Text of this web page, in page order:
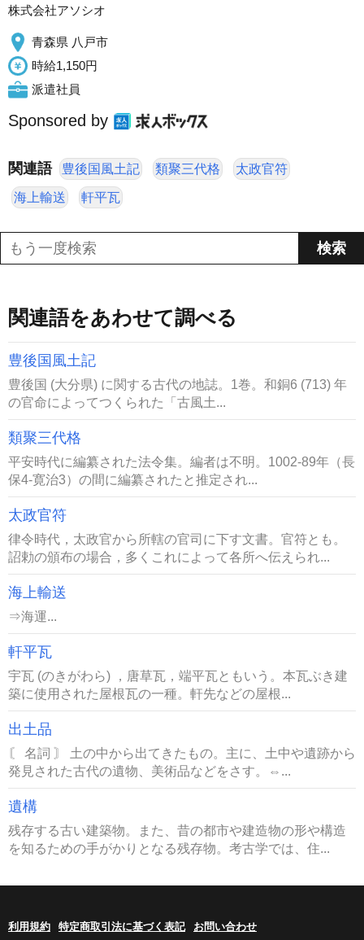
株式会社アソシオ
青森県 八戸市
時給1,150円
派遣社員
Sponsored by
関連語 豊後国風土記 類聚三代格 太政官符
海上輸送 軒平瓦
関連語をあわせて調べる
豊後国風土記
豊後国 (大分県) に関する古代の地誌。1巻。和銅6 (713) 年
の官命によってつくられた「古風土...
類聚三代格
平安時代に編纂された法令集。編者は不明。1002-89年（長
保4-寛治3）の間に編纂されたと推定され...
太政官符
律令時代，太政官から所轄の官司に下す文書。官符とも。
詔勅の頒布の場合，多くこれによって各所へ伝えられ...
海上輸送
⇒海運...
軒平瓦
宇瓦 (のきがわら) ，唐草瓦，端平瓦ともいう。本瓦ぶき建
築に使用された屋根瓦の一種。軒先などの屋根...
出土品
〘 名詞 〙 土の中から出てきたもの。主に、土中や遺跡から
発見された古代の遺物、美術品などをさす。⇔...
遺構
残存する古い建築物。また、昔の都市や建造物の形や構造
を知るための手がかりとなる残存物。考古学では、住...
利用規約 特定商取引法に基づく表記 お問い合わせ